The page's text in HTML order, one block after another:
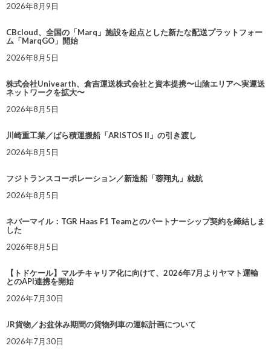
2026年8月9日
CBcloud、全国の「Marq」施設を起点とした新たな配送プラットフォー
ム「MarqGO」開始
2026年8月5日
株式会社Univearth、倉吉運送株式会社と資本提携〜山陰エリアへ実運送
ネットワークを拡大〜
2026年8月5日
川崎重工業／ばら積運搬船「ARISTOS II」の引き渡し
2026年8月5日
フジトランスコーポレーション／新造船「蓉翔丸」就航
2026年8月5日
ネバーマイル：TGR Haas F1 Teamとのパートナーシップ契約を締結しま
した
2026年8月5日
【トドケール】マルチキャリア化に向けて、2026年7月よりヤマト運輸
とのAPI連携を開始
2026年7月30日
JR貨物／お盆休み期間の貨物列車の運転計画について
2026年7月30日